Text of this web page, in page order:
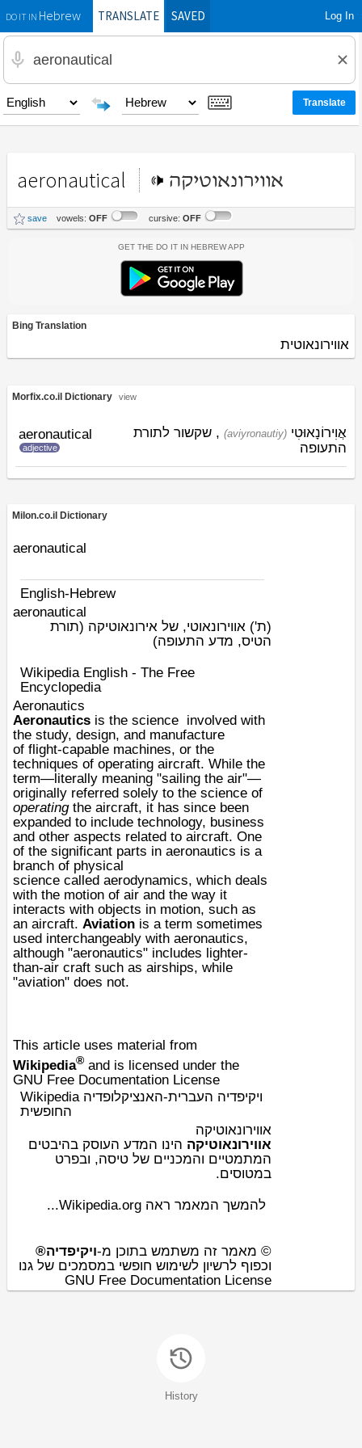
DO IT INHebrewTRANSLATE SAVED Log In
aeronautical אווירונאוטיקה
save vowels: OFF cursive: OFF
Get the Do It In Hebrew App
Bing Translation
אווירונאוטית
Morfix.co.il Dictionary view
aeronautical
adjective
(aviyronautiy) אֲוִירוֹנָאוּטִי
, שקשור לתורת
התעופה
Milon.co.il Dictionary
aeronautical
English-Hebrew
aeronautical
(ת') אווירונאוטי, של אירונאוטיקה (תורת
הטיס, מדע התעופה)
Wikipedia English - The Free
Encyclopedia
Aeronautics
Aeronautics is the science involved with
the study, design, and manufacture
of flight-capable machines, or the
techniques of operating aircraft. While the
term—literally meaning "sailing the air"—
originally referred solely to the science of
operatingthe aircraft, it has since been
expanded to include technology, business
and other aspects related to aircraft. One
of the significant parts in aeronautics is a
branch of physical
science called aerodynamics, which deals
with the motion of air and the way it
interacts with objects in motion, such as
an aircraft. Aviation is a term sometimes
used interchangeably with aeronautics,
although "aeronautics" includes lighter-
than-air craft such as airships, while
"aviation" does not.
This article uses material from
Wikipedia® and is licensed under the
GNU Free Documentation License
Wikipedia ויקיפדיה העברית-האנציקלופדיה
החופשית
אווירונאוטיקה
אווירונאוטיקה הינו המדע העוסק בהיבטים
המתמטיים והמכניים של טיסה, ובפרט
במטוסים.
להמשך המאמר ראה Wikipedia.org...
© מאמר זה משתמש בתוכן מ-ויקיפדיה®
וכפוף לרשיון לשימוש חופשי במסמכים של גנו
GNU Free Documentation License
History